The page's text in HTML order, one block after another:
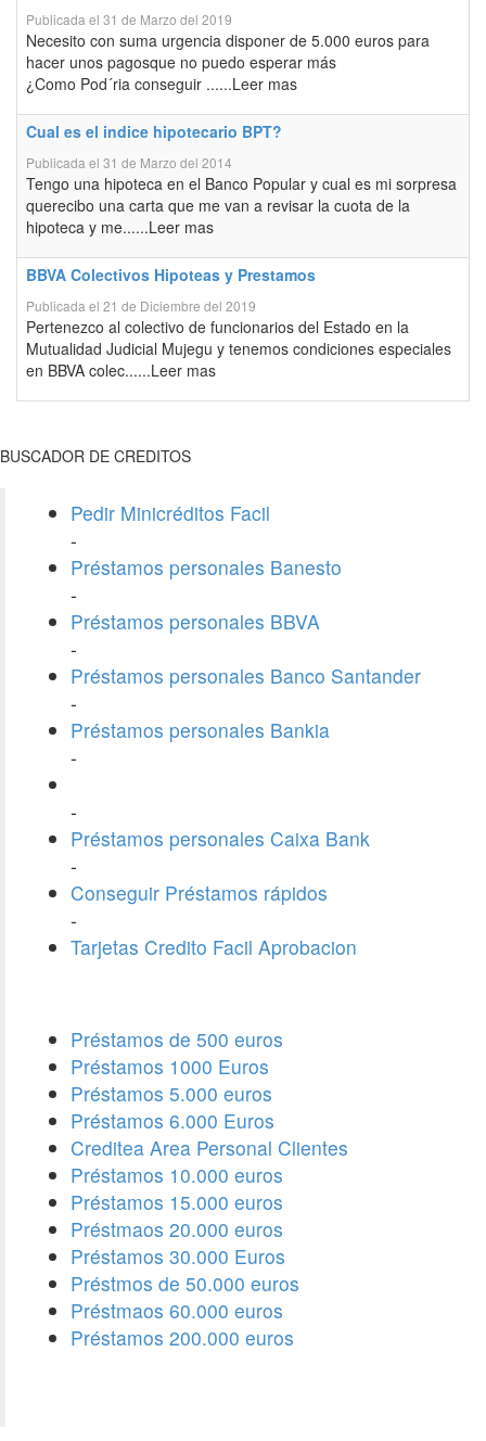
Publicada el 31 de Marzo del 2019
Necesito con suma urgencia disponer de 5.000 euros para
hacer unos pagosque no puedo esperar más
¿Como Pod´ria conseguir ......Leer mas
Cual es el indice hipotecario BPT?
Publicada el 31 de Marzo del 2014
Tengo una hipoteca en el Banco Popular y cual es mi sorpresa
querecibo una carta que me van a revisar la cuota de la
hipoteca y me......Leer mas
BBVA Colectivos Hipoteas y Prestamos
Publicada el 21 de Diciembre del 2019
Pertenezco al colectivo de funcionarios del Estado en la
Mutualidad Judicial Mujegu y tenemos condiciones especiales
en BBVA colec......Leer mas
BUSCADOR DE CREDITOS
Pedir Minicréditos Facil
-
Préstamos personales Banesto
-
Préstamos personales BBVA
-
Préstamos personales Banco Santander
-
Préstamos personales Bankia
-
-
Préstamos personales Caixa Bank
-
Conseguir Préstamos rápidos
-
Tarjetas Credito Facil Aprobacion
Préstamos de 500 euros
Préstamos 1000 Euros
Préstamos 5.000 euros
Préstamos 6.000 Euros
Creditea Area Personal Clientes
Préstamos 10.000 euros
Préstamos 15.000 euros
Préstmaos 20.000 euros
Préstamos 30.000 Euros
Préstmos de 50.000 euros
Préstmaos 60.000 euros
Préstamos 200.000 euros